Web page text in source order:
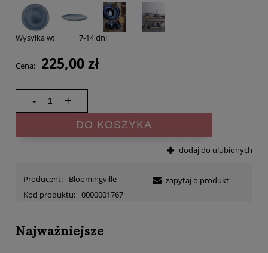
Wysyłka w: 7-14 dni
Cena: 225,00 zł
- +
DO KOSZYKA
dodaj do ulubionych
Producent:
Bloomingville
Kod produktu: 0000001767
zapytaj o produkt
Najważniejsze